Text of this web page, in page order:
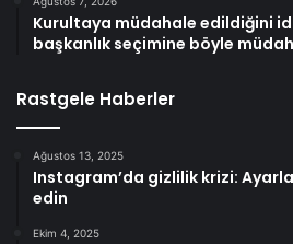
Kurultaya müdahale edildiğini
başkanlık seçimine böyle
Rastgele Haberler
Ağustos 13, 2025
Instagram’da gizlilik krizi:
edin
Ekim 4, 2025